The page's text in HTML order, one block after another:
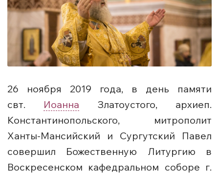
26 ноября 2019 года, в день памяти
свт. Иоанна Златоустого, архиеп.
Константинопольского, митрополит
Ханты-Мансийский и Сургутский Павел
совершил Божественную Литургию в
Воскресенском кафедральном соборе г.